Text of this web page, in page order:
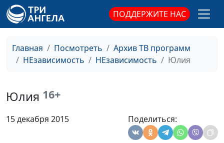
ПОДДЕРЖИТЕ НАС
Главная Посмотреть
Архив ТВ программ
НЕзависимость
НЕзависимость Юлия
Юлия 16+
15 декабря 2015 Поделиться:
Елена
Евгения Евгения
Константин #14